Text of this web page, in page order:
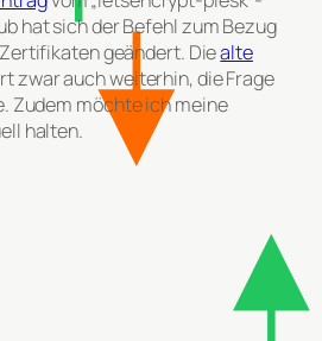
hat sich der Befehl zum Bezug
Zertifikaten geändert. Diealte
zwar auch weiterhin, die Frage
Zudem möchte ich meine
halten.